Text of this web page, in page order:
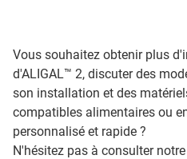
Vous souhaitez obtenir plus
d'ALIGAL™ 2, discuter des
son installation et des
compatibles alimentaires ou
personnalisé et rapide ?
N'hésitez pas à consulter